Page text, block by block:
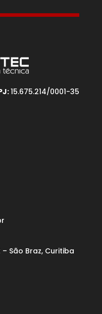
15.675.214/0001-35
São Braz, Curitiba